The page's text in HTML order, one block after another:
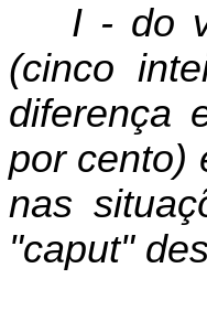
I - do
(cinco
diferença
por cento)
nas
"caput"